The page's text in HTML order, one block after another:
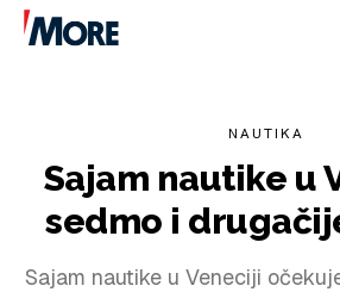
NAUTIKA
Sajam nautike u
sedmo i
Sajam nautike u Veneciji